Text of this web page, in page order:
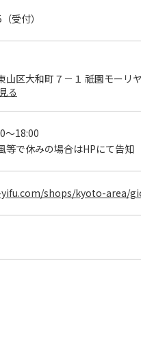
受付）
山区大和町７－１ 祇園モーリ
る
～18:00
等で休みの場合はHPにて告知
shops/kyoto-area/